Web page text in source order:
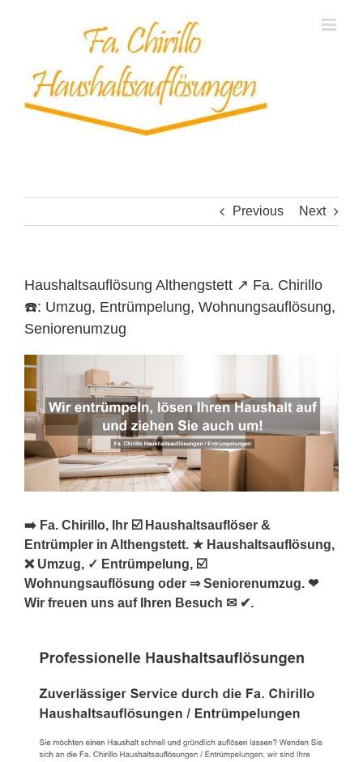
Previous Next
Haushaltsauflösung Althengstett ↗️ Fa. Chirillo
☎️: Umzug, Entrümpelung, Wohnungsauflösung,
Seniorenumzug
➡️ Fa. Chirillo, Ihr ☑️ Haushaltsauflöser &
Entrümpler in Althengstett. ★ Haushaltsauflösung,
❌ Umzug, ✓ Entrümpelung, ☑️
Wohnungsauflösung oder ⇒ Seniorenumzug. ❤
Wir freuen uns auf Ihren Besuch ✉ ✔.